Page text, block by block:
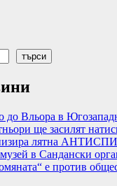
търси
до Вльора в
ще засилят
лятна
в Сандански
е против